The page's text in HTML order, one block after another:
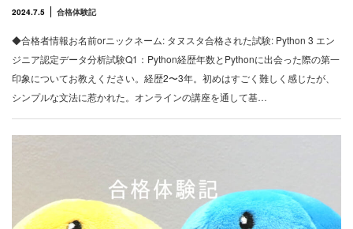
2024.7.5 合格体験記
◆合格者情報お名前orニックネーム: タヌスタ合格された試験: Python 3 エン
ジニア認定データ分析試験Q1：Python経歴年数とPythonに出会った際の第一
印象についてお教えください。経歴2〜3年。初めはすごく難しく感じたが、
シンプルな文法に惹かれた。オンラインの講座を通して基…